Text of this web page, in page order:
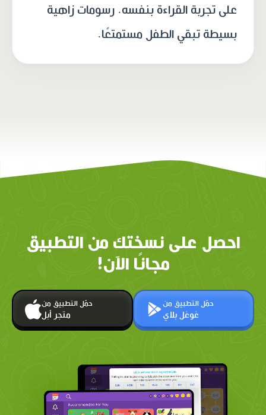
على تجربة القراءة بنفسه. رسومات زاهية
بسيطة تبقي الطفل مستمتعًا.
احصل على نسختك من التطبيق
مجانًا الآن!
حمّل التطبيق من
متجر أبل
حمّل التطبيق من
غوغل بلاي